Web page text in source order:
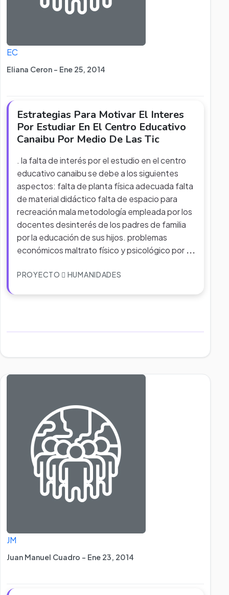
EC
Eliana Ceron - Ene 25, 2014
Estrategias Para Motivar El Interes
Por Estudiar En El Centro Educativo
Canaibu Por Medio De Las Tic
. la falta de interés por el estudio en el centro
educativo canaibu se debe a los siguientes
aspectos: falta de planta física adecuada falta
de material didáctico falta de espacio para
recreación mala metodología empleada por los
docentes desinterés de los padres de familia
por la educación de sus hijos. problemas
económicos maltrato físico y psicológico por ...
PROYECTO HUMANIDADES
JM
Juan Manuel Cuadro - Ene 23, 2014